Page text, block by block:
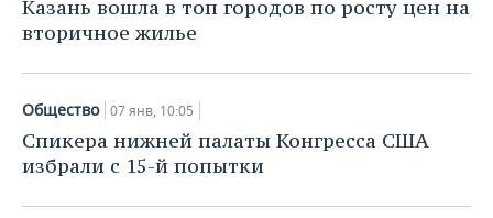
Казань вошла в топ городов по росту цен на
вторичное жилье
Общество 07 янв, 10:05
Спикера нижней палаты Конгресса США
избрали с 15-й попытки